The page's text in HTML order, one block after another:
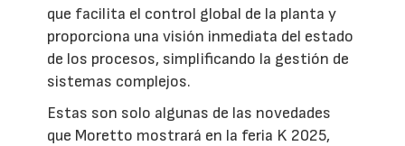
que facilita el control global de la planta y
proporciona una visión inmediata del estado
de los procesos, simplificando la gestión de
sistemas complejos.
Estas son solo algunas de las novedades
que Moretto mostrará en la feria K 2025,